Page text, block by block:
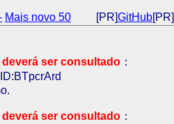
Mais novo 50 [PR]GitHub[PR]
ser consultado ：
ser consultado ：